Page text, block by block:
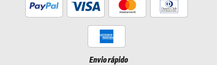
Envio rápido